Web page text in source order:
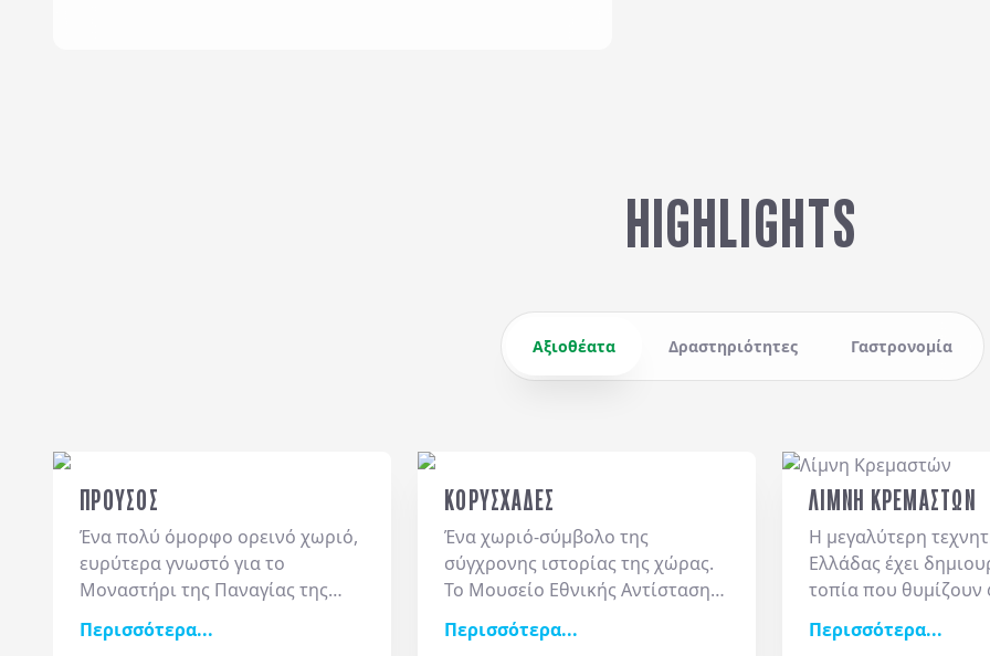
HIGHLIGHTS
Αξιοθέατα Δραστηριότητες Γαστρονομία
ΠΡΟΥΣΟΣ
Ένα πολύ όμορφο ορεινό χωριό,
ευρύτερα γνωστό για το
Μοναστήρι της Παναγίας της
Προυσιώτισσας, το οποίο είναι
άρρηκτα δεμένο με το φυσικό
Περισσότερα...
ΚΟΡΥΣΧΑΔΕΣ
Ένα χωριό-σύμβολο της
σύγχρονης ιστορίας της χώρας.
Το Μουσείο Εθνικής Αντίστασης
και η εκκλησία του Αγίου
Αθανασίου συνθέτουν έναν τόπο
Περισσότερα...
ΛΙΜΝΗ ΚΡΕΜΑΣΤΩΝ
Η μεγαλύτερη
Ελλάδας έχει
τοπία που θυμίζουν
νερά της
και παλιούς
Περισσότερα...